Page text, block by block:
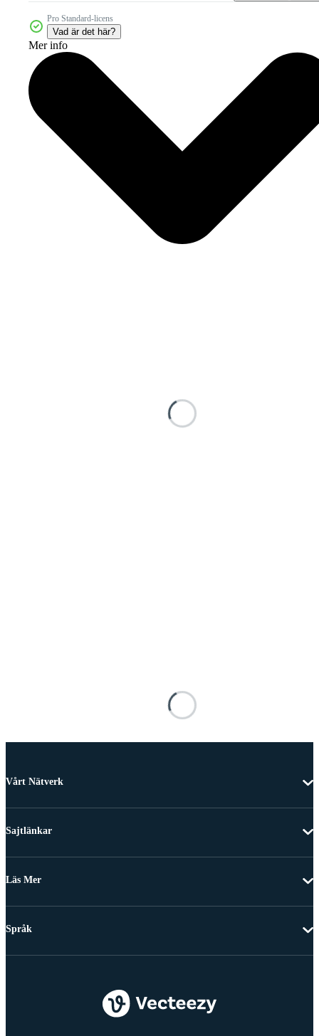
Pro Standard-licens
Vad är det här?
Mer info
Vårt Nätverk
Sajtlänkar
Läs Mer
Språk